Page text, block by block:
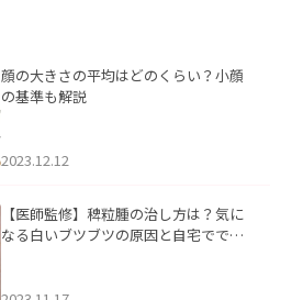
顔の大きさの平均はどのくらい？小顔
の基準も解説
2023.12.12
【医師監修】稗粒腫の治し方は？気に
なる白いブツブツの原因と自宅ででき